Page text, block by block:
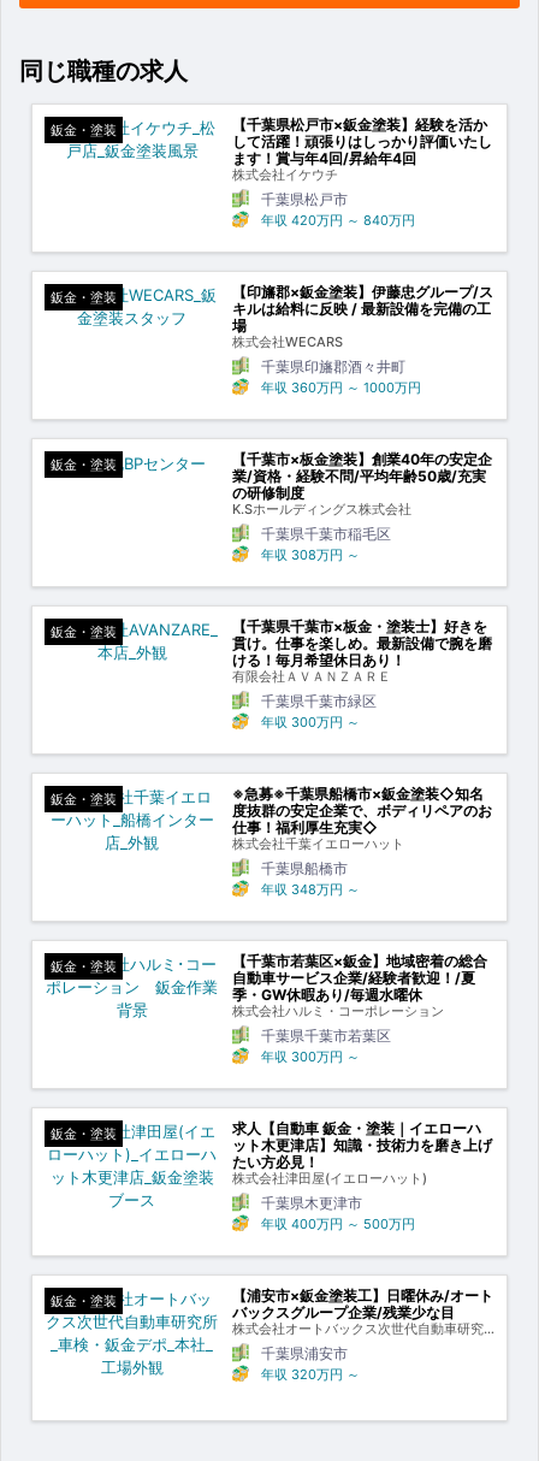
同じ職種の求人
鈑金・塗装
【千葉県松戸市×鈑金塗装】経験を活か
して活躍！頑張りはしっかり評価いたし
ます！賞与年4回/昇給年4回
株式会社イケウチ
千葉県松戸市
年収 420万円 ～ 840万円
鈑金・塗装
【印旛郡×鈑金塗装】伊藤忠グループ/ス
キルは給料に反映 / 最新設備を完備の工
場
株式会社WECARS
千葉県印旛郡酒々井町
年収 360万円 ～ 1000万円
鈑金・塗装
【千葉市×板金塗装】創業40年の安定企
業/資格・経験不問/平均年齢50歳/充実
の研修制度
K.Sホールディングス株式会社
千葉県千葉市稲毛区
年収 308万円 ～
鈑金・塗装
【千葉県千葉市×板金・塗装士】好きを
貫け。仕事を楽しめ。最新設備で腕を磨
ける！毎月希望休日あり！
有限会社ＡＶＡＮＺＡＲＥ
千葉県千葉市緑区
年収 300万円 ～
鈑金・塗装
※急募※千葉県船橋市×鈑金塗装◇知名
度抜群の安定企業で、ボディリペアのお
仕事！福利厚生充実◇
株式会社千葉イエローハット
千葉県船橋市
年収 348万円 ～
鈑金・塗装
【千葉市若葉区×鈑金】地域密着の総合
自動車サービス企業/経験者歓迎！/夏
季・GW休暇あり/毎週水曜休
株式会社ハルミ・コーポレーション
千葉県千葉市若葉区
年収 300万円 ～
鈑金・塗装
求人【自動車 鈑金・塗装｜イエローハ
ット木更津店】知識・技術力を磨き上げ
たい方必見！
株式会社津田屋(イエローハット)
千葉県木更津市
年収 400万円 ～ 500万円
鈑金・塗装
【浦安市×鈑金塗装工】日曜休み/オート
バックスグループ企業/残業少な目
株式会社オートバックス次世代自動車研究
所
千葉県浦安市
年収 320万円 ～